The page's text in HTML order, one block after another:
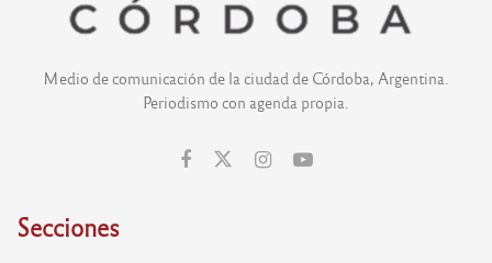
Medio de comunicación de la ciudad de Córdoba, Argentina.
Periodismo con agenda propia.
Secciones